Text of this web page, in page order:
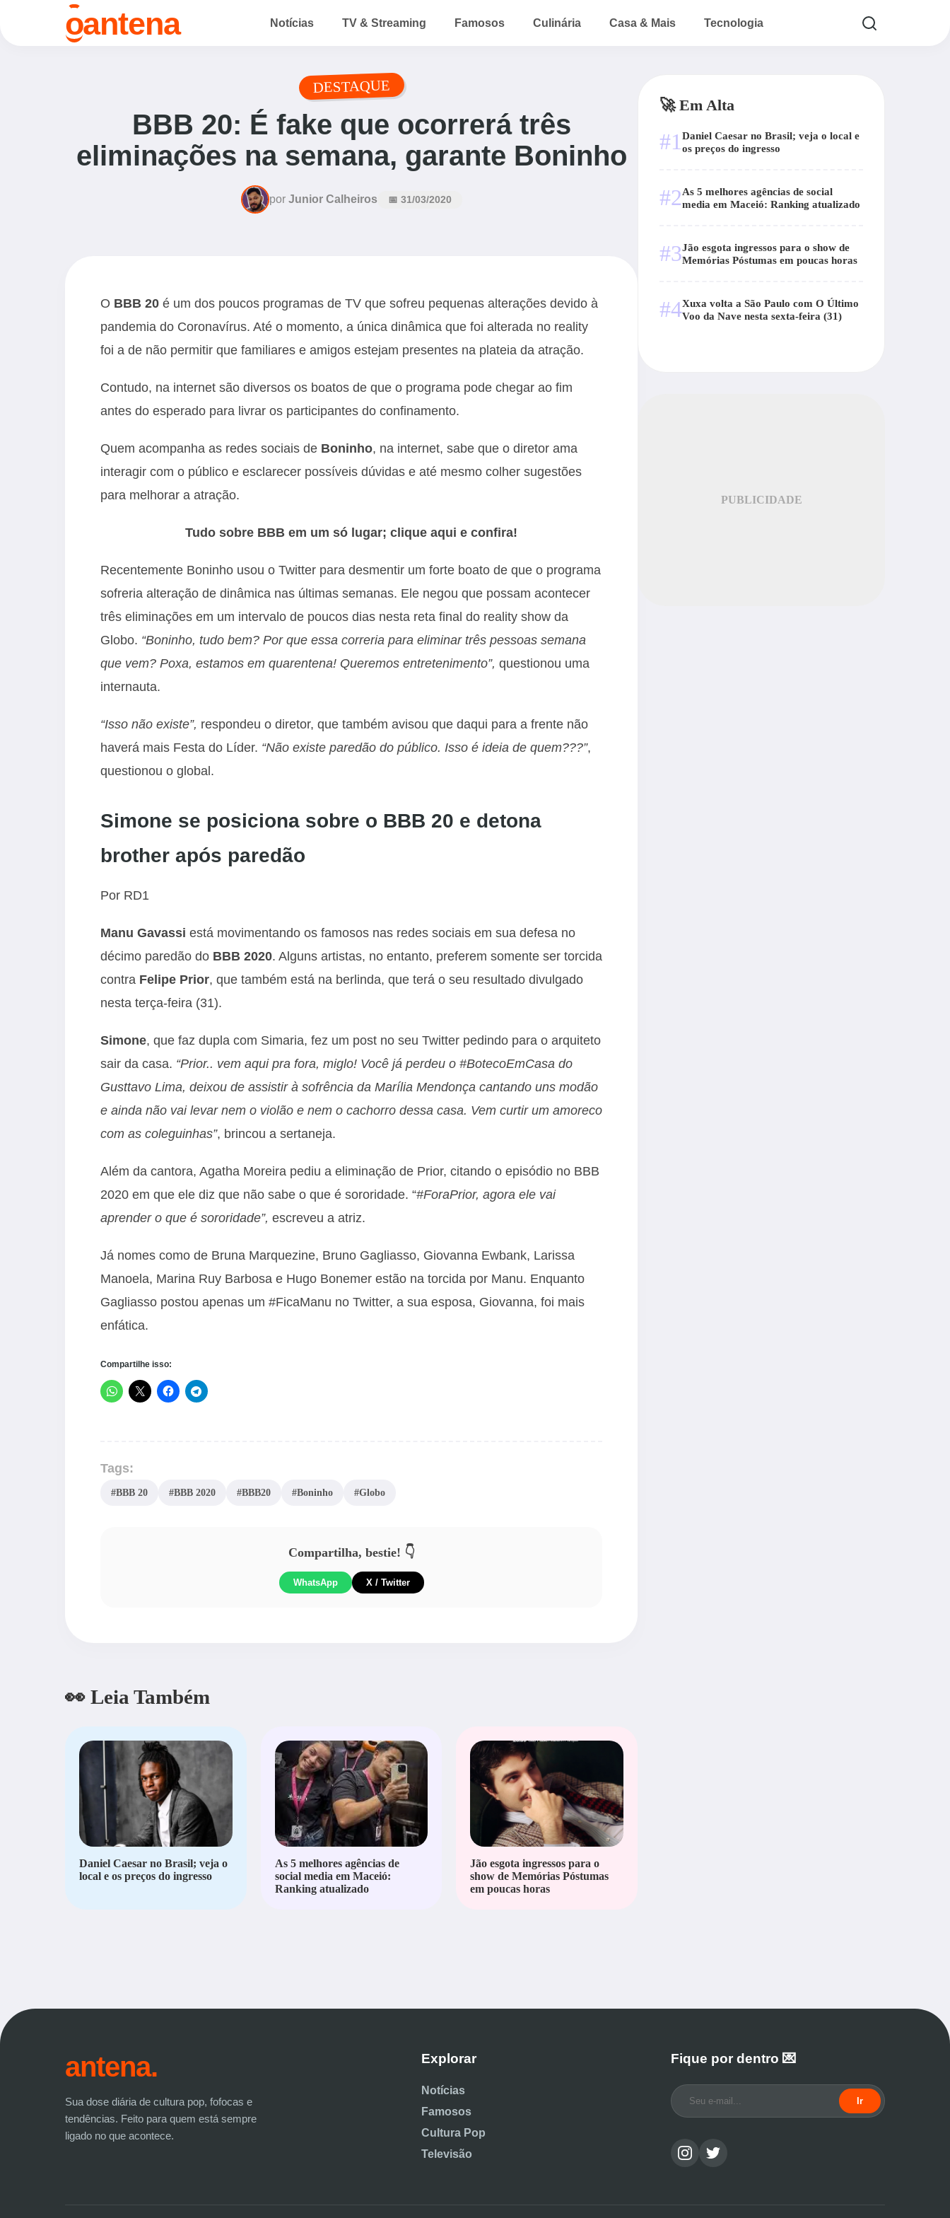
oantena Notícias TV & Streaming Famosos Culinária Casa & Mais Tecnologia
DESTAQUE
BBB 20: É fake que ocorrerá três
eliminações na semana, garante Boninho
por Junior Calheiros 📅 31/03/2020
O BBB 20 é um dos poucos programas de TV que sofreu pequenas alterações devido à
pandemia do Coronavírus. Até o momento, a única dinâmica que foi alterada no reality
foi a de não permitir que familiares e amigos estejam presentes na plateia da atração.
Contudo, na internet são diversos os boatos de que o programa pode chegar ao fim
antes do esperado para livrar os participantes do confinamento.
Quem acompanha as redes sociais de Boninho, na internet, sabe que o diretor ama
interagir com o público e esclarecer possíveis dúvidas e até mesmo colher sugestões
para melhorar a atração.
Tudo sobre BBB em um só lugar; clique aqui e confira!
Recentemente Boninho usou o Twitter para desmentir um forte boato de que o programa
sofreria alteração de dinâmica nas últimas semanas. Ele negou que possam acontecer
três eliminações em um intervalo de poucos dias nesta reta final do reality show da
Globo. “Boninho, tudo bem? Por que essa correria para eliminar três pessoas semana
que vem? Poxa, estamos em quarentena! Queremos entretenimento”, questionou uma
internauta.
“Isso não existe”, respondeu o diretor, que também avisou que daqui para a frente não
haverá mais Festa do Líder. “Não existe paredão do público. Isso é ideia de quem???”,
questionou o global.
Simone se posiciona sobre o BBB 20 e detona
brother após paredão
Por RD1
Manu Gavassi está movimentando os famosos nas redes sociais em sua defesa no
décimo paredão do BBB 2020. Alguns artistas, no entanto, preferem somente ser torcida
contra Felipe Prior, que também está na berlinda, que terá o seu resultado divulgado
nesta terça-feira (31).
Simone, que faz dupla com Simaria, fez um post no seu Twitter pedindo para o arquiteto
sair da casa. “Prior.. vem aqui pra fora, miglo! Você já perdeu o #BotecoEmCasa do
Gusttavo Lima, deixou de assistir à sofrência da Marília Mendonça cantando uns modão
e ainda não vai levar nem o violão e nem o cachorro dessa casa. Vem curtir um amoreco
com as coleguinhas”, brincou a sertaneja.
Além da cantora, Agatha Moreira pediu a eliminação de Prior, citando o episódio no BBB
2020 em que ele diz que não sabe o que é sororidade. “#ForaPrior, agora ele vai
aprender o que é sororidade”, escreveu a atriz.
Já nomes como de Bruna Marquezine, Bruno Gagliasso, Giovanna Ewbank, Larissa
Manoela, Marina Ruy Barbosa e Hugo Bonemer estão na torcida por Manu. Enquanto
Gagliasso postou apenas um #FicaManu no Twitter, a sua esposa, Giovanna, foi mais
enfática.
Compartilhe isso:
Tags:
#BBB 20 #BBB 2020 #BBB20 #Boninho #Globo
Compartilha, bestie! 👇
WhatsApp X / Twitter
👀 Leia Também
Daniel Caesar no Brasil; veja o
local e os preços do ingresso
As 5 melhores agências de
social media em Maceió:
Ranking atualizado
Jão esgota ingressos para o
show de Memórias Póstumas
em poucas horas
🚀 Em Alta
#1 Daniel Caesar no Brasil; veja o local e
os preços do ingresso
#2As 5 melhores agências de social
media em Maceió: Ranking atualizado
#3Jão esgota ingressos para o show de
Memórias Póstumas em poucas horas
#4Xuxa volta a São Paulo com O Último
Voo da Nave nesta sexta-feira (31)
PUBLICIDADE
antena.
Sua dose diária de cultura pop, fofocas e
tendências. Feito para quem está sempre
ligado no que acontece.
Explorar
Notícias
Famosos
Cultura Pop
Televisão
Fique por dentro 💌
Ir